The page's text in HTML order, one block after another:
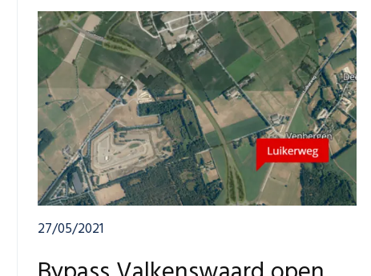
mei door de gemeente Eersel afgesloten voor
autoverkeer. Daardoor gelden van maandag 17
tot en met vrijdag 28 mei aangepaste
omleidingsroutes voor autoverkeer tussen
Riethoven en Waalre.
27/05/2021